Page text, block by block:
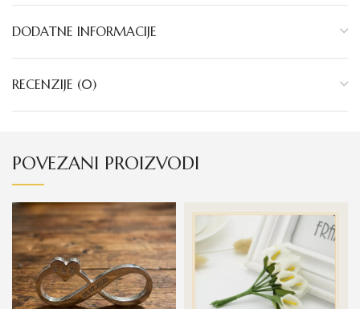
DODATNE INFORMACIJE
RECENZIJE (0)
POVEZANI PROIZVODI